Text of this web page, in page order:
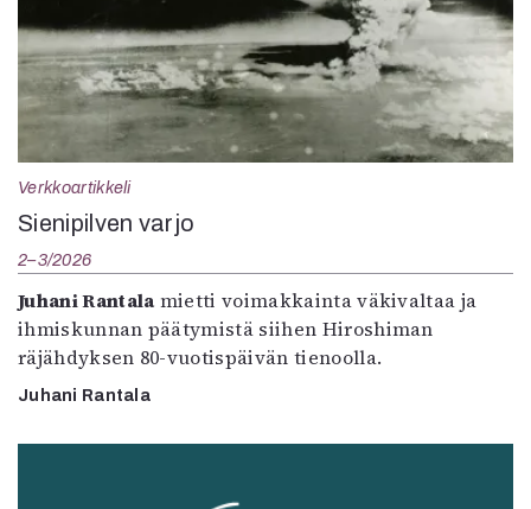
Verkkoartikkeli
Sienipilven varjo
2–3/2026
Juhani Rantala mietti voimakkainta väkivaltaa ja
ihmiskunnan päätymistä siihen Hiroshiman
räjähdyksen 80-vuotispäivän tienoolla.
Juhani Rantala